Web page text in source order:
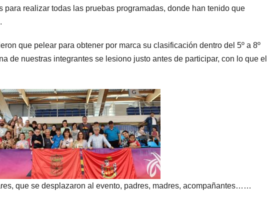
realizar todas las pruebas programadas, donde han tenido que
que pelear para obtener por marca su clasificación dentro del 5º a 8º
de nuestras integrantes se lesiono justo antes de participar, con lo que el
que se desplazaron al evento, padres, madres, acompañantes……